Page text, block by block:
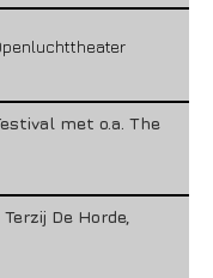
met o.a. The
De Horde,